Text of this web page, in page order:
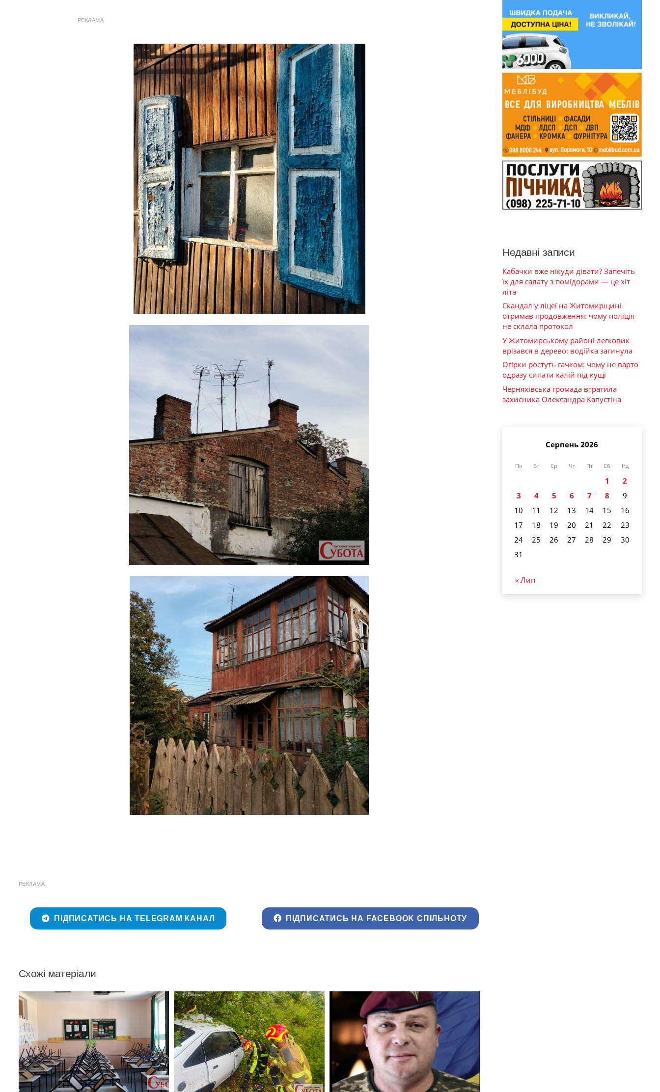
РЕКЛАМА
РЕКЛАМА
ПІДПИСАТИСЬ НА TELEGRAM КАНАЛ ПІДПИСАТИСЬ НА FACEBOOK СПІЛЬНОТУ
Схожі матеріали
Недавні записи
Кабачки вже нікуди дівати? Запечіть
їх для салату з помідорами — це хіт
літа
Скандал у ліцеї на Житомирщині
отримав продовження: чому поліція
не склала протокол
У Житомирському районі легковик
врізався в дерево: водійка загинула
Огірки ростуть гачком: чому не варто
одразу сипати калій під кущі
Черняхівська громада втратила
захисника Олександра Капустіна
Серпень 2026
Пн Вт Ср Чт Пт Сб Нд
1
2
3
4 5 6 7 8
9
10
11 12 13 14 15
16
17
18 19 20 21 22
23
24
25 26 27 28 29
30
31
« Лип